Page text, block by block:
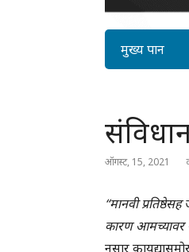
मुख्य पान
ऑगस्ट, 15, 2021
“मानवी
कारण आमच्यावर
नुसार